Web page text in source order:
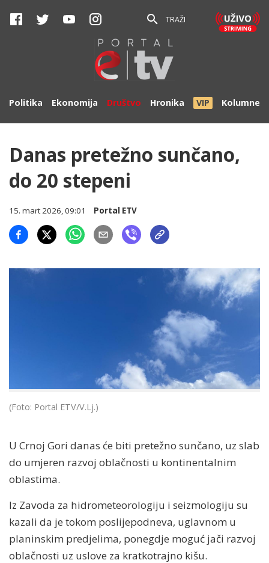
TRAŽI
Politika Ekonomija Društvo Hronika VIP Kolumne
Danas pretežno sunčano,
do 20 stepeni
15. mart 2026, 09:01 Portal ETV
(Foto: Portal ETV/V.Lj.)
U Crnoj Gori danas će biti pretežno sunčano, uz slab
do umjeren razvoj oblačnosti u kontinentalnim
oblastima.
Iz Zavoda za hidrometeorologiju i seizmologiju su
kazali da je tokom poslijepodneva, uglavnom u
planinskim predjelima, ponegdje moguć jači razvoj
oblačnosti uz uslove za kratkotrajno kišu.